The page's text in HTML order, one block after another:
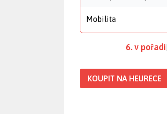
Mobilita
6. v pořadí
KOUPIT NA HEURECE